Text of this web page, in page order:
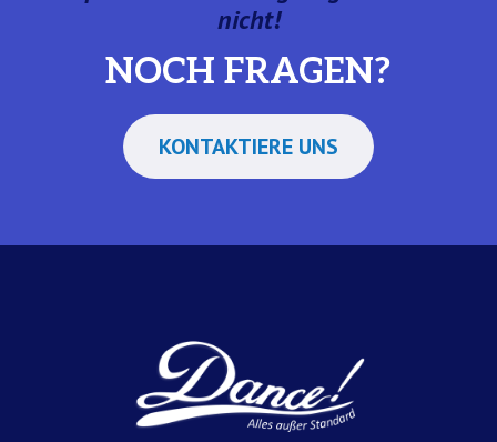
nicht!
NOCH FRAGEN?
KONTAKTIERE UNS